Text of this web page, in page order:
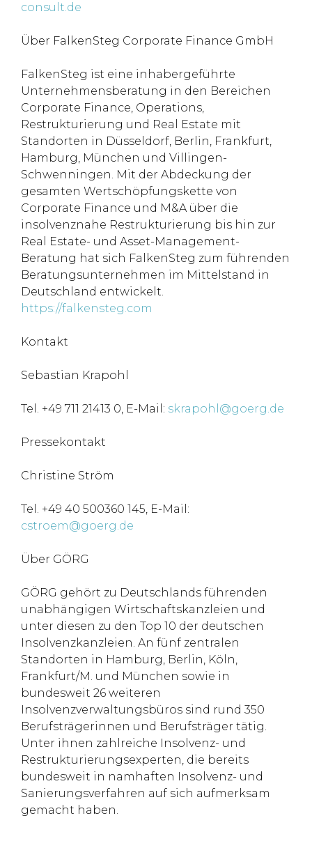
consult.de
Über FalkenSteg Corporate Finance GmbH
FalkenSteg ist eine inhabergeführte
Unternehmensberatung in den Bereichen
Corporate Finance, Operations,
Restrukturierung und Real Estate mit
Standorten in Düsseldorf, Berlin, Frankfurt,
Hamburg, München und Villingen-
Schwenningen. Mit der Abdeckung der
gesamten Wertschöpfungskette von
Corporate Finance und M&A über die
insolvenznahe Restrukturierung bis hin zur
Real Estate- und Asset-Management-
Beratung hat sich FalkenSteg zum führenden
Beratungsunternehmen im Mittelstand in
Deutschland entwickelt.
https://falkensteg.com
Kontakt
Sebastian Krapohl
Tel. +49 711 21413 0, E-Mail: skrapohl@goerg.de
Pressekontakt
Christine Ström
Tel. +49 40 500360 145, E-Mail:
cstroem@goerg.de
Über GÖRG
GÖRG gehört zu Deutschlands führenden
unabhängigen Wirtschaftskanzleien und
unter diesen zu den Top 10 der deutschen
Insolvenzkanzleien. An fünf zentralen
Standorten in Hamburg, Berlin, Köln,
Frankfurt/M. und München sowie in
bundesweit 26 weiteren
Insolvenzverwaltungsbüros sind rund 350
Berufsträgerinnen und Berufsträger tätig.
Unter ihnen zahlreiche Insolvenz- und
Restrukturierungsexperten, die bereits
bundesweit in namhaften Insolvenz- und
Sanierungsverfahren auf sich aufmerksam
gemacht haben.